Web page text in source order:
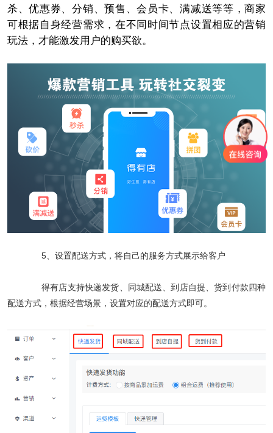
杀、优惠券、分销、预售、会员卡、满减送等等，商家
可根据自身经营需求，在不同时间节点设置相应的营销
玩法，才能激发用户的购买欲。
5、设置配送方式，将自己的服务方式展示给客户
得有店支持快递发货、同城配送、到店自提、货到付款四种
配送方式，根据经营场景，设置对应的配送方式即可。